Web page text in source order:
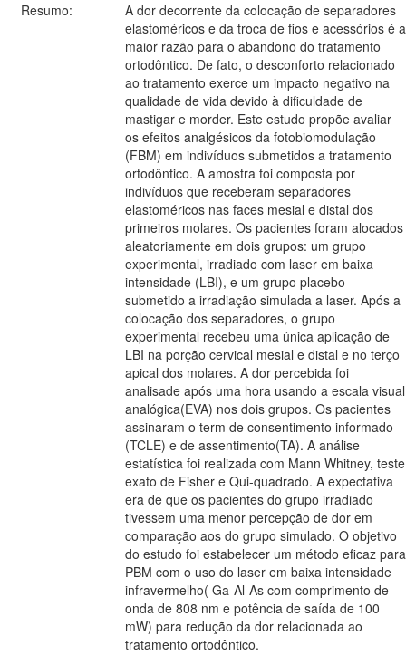
Resumo:
A dor decorrente da colocação de separadores
elastoméricos e da troca de fios e acessórios é a
maior razão para o abandono do tratamento
ortodôntico. De fato, o desconforto relacionado
ao tratamento exerce um impacto negativo na
qualidade de vida devido à dificuldade de
mastigar e morder. Este estudo propõe avaliar
os efeitos analgésicos da fotobiomodulação
(FBM) em indivíduos submetidos a tratamento
ortodôntico. A amostra foi composta por
indivíduos que receberam separadores
elastoméricos nas faces mesial e distal dos
primeiros molares. Os pacientes foram alocados
aleatoriamente em dois grupos: um grupo
experimental, irradiado com laser em baixa
intensidade (LBI), e um grupo placebo
submetido a irradiação simulada a laser. Após a
colocação dos separadores, o grupo
experimental recebeu uma única aplicação de
LBI na porção cervical mesial e distal e no terço
apical dos molares. A dor percebida foi
analisade após uma hora usando a escala visual
analógica(EVA) nos dois grupos. Os pacientes
assinaram o term de consentimento informado
(TCLE) e de assentimento(TA). A análise
estatística foi realizada com Mann Whitney, teste
exato de Fisher e Qui-quadrado. A expectativa
era de que os pacientes do grupo irradiado
tivessem uma menor percepção de dor em
comparação aos do grupo simulado. O objetivo
do estudo foi estabelecer um método eficaz para
PBM com o uso do laser em baixa intensidade
infravermelho( Ga-Al-As com comprimento de
onda de 808 nm e potência de saída de 100
mW) para redução da dor relacionada ao
tratamento ortodôntico.